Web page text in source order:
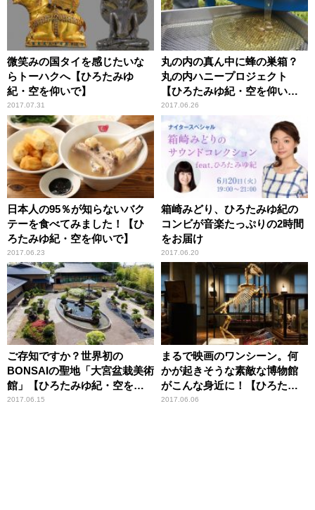
微笑みの国タイを感じたいな
らトーハクへ【ひろたみゆ
紀・空を仰いで】
2017.07.31
丸の内の真ん中に蜂の巣箱？
丸の内ハニープロジェクト
【ひろたみゆ紀・空を仰い
で】
2017.06.26
日本人の95％が知らないバク
テーを食べてみました！【ひ
ろたみゆ紀・空を仰いで】
2017.06.23
箱崎みどり、ひろたみゆ紀の
コンビが音楽たっぷりの2時間
をお届け
2017.06.20
ご存知ですか？世界初の
BONSAIの聖地「大宮盆栽美術
館」【ひろたみゆ紀・空を仰
いで】
2017.06.15
まるで映画のワンシーン。何
かが起きそうな素敵な博物館
がこんな身近に！【ひろたみ
ゆ紀・空を仰いで】
2017.06.06